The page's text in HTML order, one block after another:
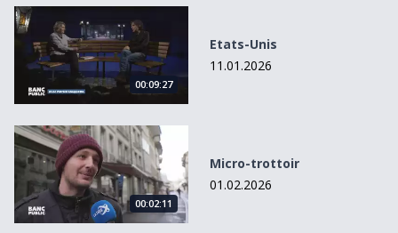
Etats-Unis
00:09:27
Etats-Unis
11.01.2026
Micro-trottoir
00:02:11
Micro-trottoir
01.02.2026